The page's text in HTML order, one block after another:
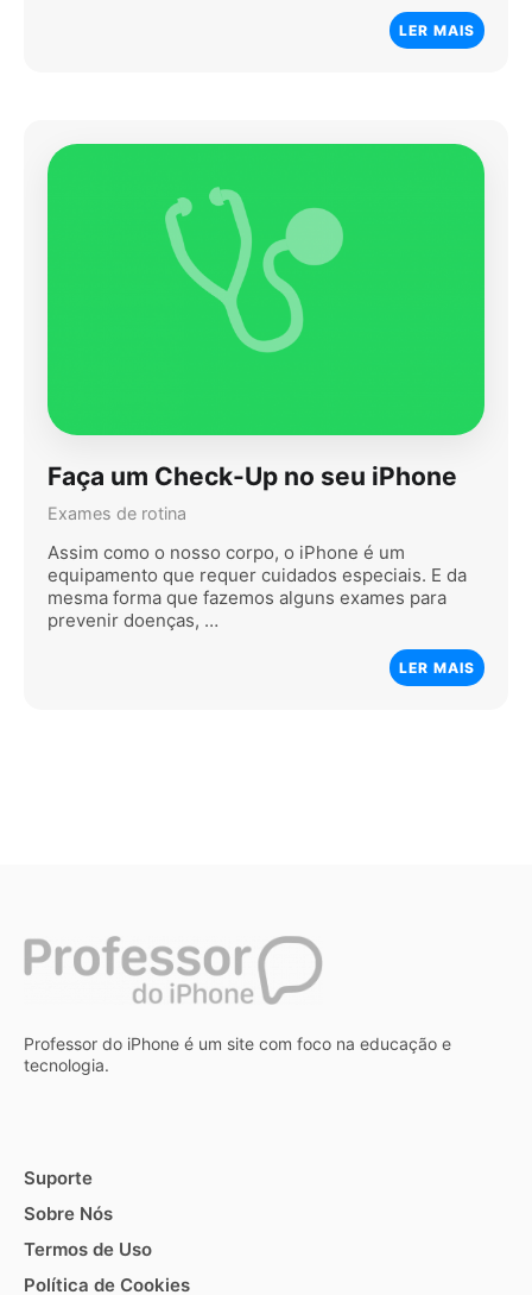
LER MAIS
Faça um Check-Up no seu iPhone
Exames de rotina
Assim como o nosso corpo, o iPhone é um
equipamento que requer cuidados especiais. E da
mesma forma que fazemos alguns exames para
prevenir doenças, …
LER MAIS
Professor do iPhone é um site com foco na educação e
tecnologia.
Suporte
Sobre Nós
Termos de Uso
Política de Cookies